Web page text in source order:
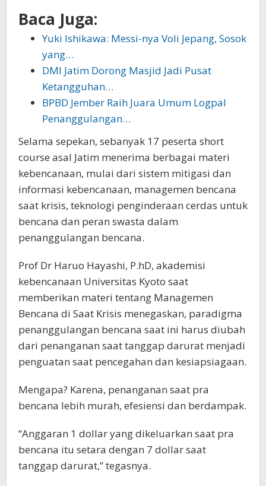
Baca Juga:
Yuki Ishikawa: Messi-nya Voli Jepang, Sosok
yang…
DMI Jatim Dorong Masjid Jadi Pusat
Ketangguhan…
BPBD Jember Raih Juara Umum Logpal
Penanggulangan…
Selama sepekan, sebanyak 17 peserta short
course asal Jatim menerima berbagai materi
kebencanaan, mulai dari sistem mitigasi dan
informasi kebencanaan, managemen bencana
saat krisis, teknologi penginderaan cerdas untuk
bencana dan peran swasta dalam
penanggulangan bencana.
Prof Dr Haruo Hayashi, P.hD, akademisi
kebencanaan Universitas Kyoto saat
memberikan materi tentang Managemen
Bencana di Saat Krisis menegaskan, paradigma
penanggulangan bencana saat ini harus diubah
dari penanganan saat tanggap darurat menjadi
penguatan saat pencegahan dan kesiapsiagaan.
Mengapa? Karena, penanganan saat pra
bencana lebih murah, efesiensi dan berdampak.
“Anggaran 1 dollar yang dikeluarkan saat pra
bencana itu setara dengan 7 dollar saat
tanggap darurat,” tegasnya.